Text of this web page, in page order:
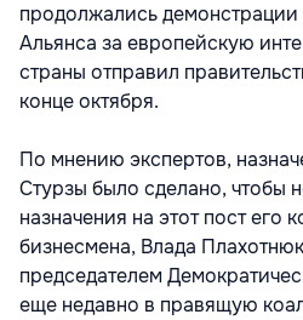
продолжались
Альянса за европейскую
страны отправил
конце октября.
По мнению экспертов,
Стурзы было сделано, чтобы
назначения на этот пост его
бизнесмена, Влада
председателем
еще недавно в правящую